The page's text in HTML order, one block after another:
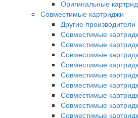
Оригинальные
Совместимые картриджи
Другие производители
Совместимые
Совместимые
Совместимые
Совместимые
Совместимые
Совместимые
Совместимые
Совместимые
Совместимые